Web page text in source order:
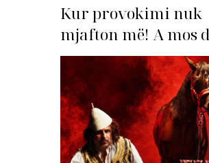
Kur provokimi nuk
mjafton më! A mos
‘dorëzohet’ Bleona?